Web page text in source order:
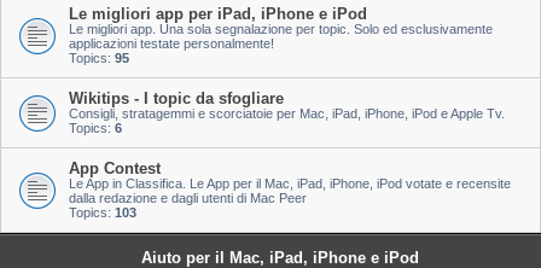
Le migliori app per iPad, iPhone e iPod
Le migliori app. Una sola segnalazione per topic. Solo ed esclusivamente
applicazioni testate personalmente!
Topics: 95
Wikitips - I topic da sfogliare
Consigli, stratagemmi e scorciatoie per Mac, iPad, iPhone, iPod e Apple Tv.
Topics: 6
App Contest
Le App in Classifica. Le App per il Mac, iPad, iPhone, iPod votate e recensite
dalla redazione e dagli utenti di Mac Peer
Topics: 103
Aiuto per il Mac, iPad, iPhone e iPod